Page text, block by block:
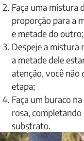
Faça uma mistura
proporção para a
e metade do outro;
Despeje a mistura
a metade dele
atenção, você não
etapa;
Faça um buraco
rosa, completando
substrato.